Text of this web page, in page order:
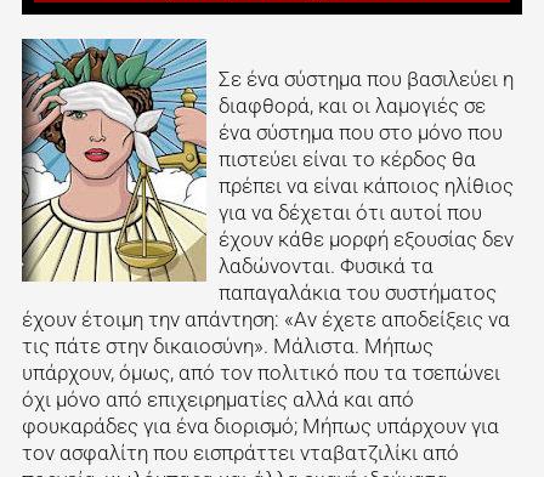
Σε ένα σύστημα που βασιλεύει η
διαφθορά, και οι λαμογιές σε
ένα σύστημα που στο μόνο που
πιστεύει είναι το κέρδος θα
πρέπει να είναι κάποιος ηλίθιος
για να δέχεται ότι αυτοί που
έχουν κάθε μορφή εξουσίας δεν
λαδώνονται. Φυσικά τα
παπαγαλάκια του συστήματος
έχουν έτοιμη την απάντηση: «Αν έχετε αποδείξεις να
τις πάτε στην δικαιοσύνη». Μάλιστα. Μήπως
υπάρχουν, όμως, από τον πολιτικό που τα τσεπώνει
όχι μόνο από επιχειρηματίες αλλά και από
φουκαράδες για ένα διορισμό; Μήπως υπάρχουν για
τον ασφαλίτη που εισπράττει νταβατζιλίκι από